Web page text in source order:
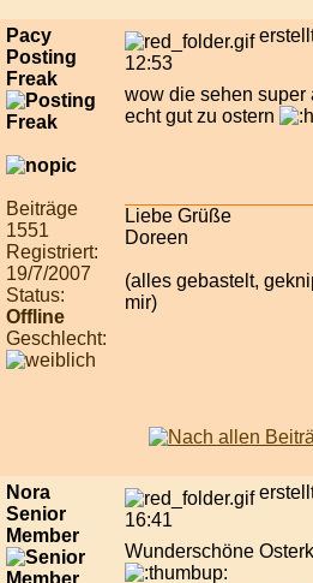
Pacy
Posting
Freak
Beiträge
1551
Registriert:
19/7/2007
Status:
Offline
Geschlecht:
12:53
wow die sehen super
echt gut zu ostern
Liebe Grüße
Doreen
(alles gebastelt,
mir)
Nora
Senior
Member
16:41
Wunderschöne